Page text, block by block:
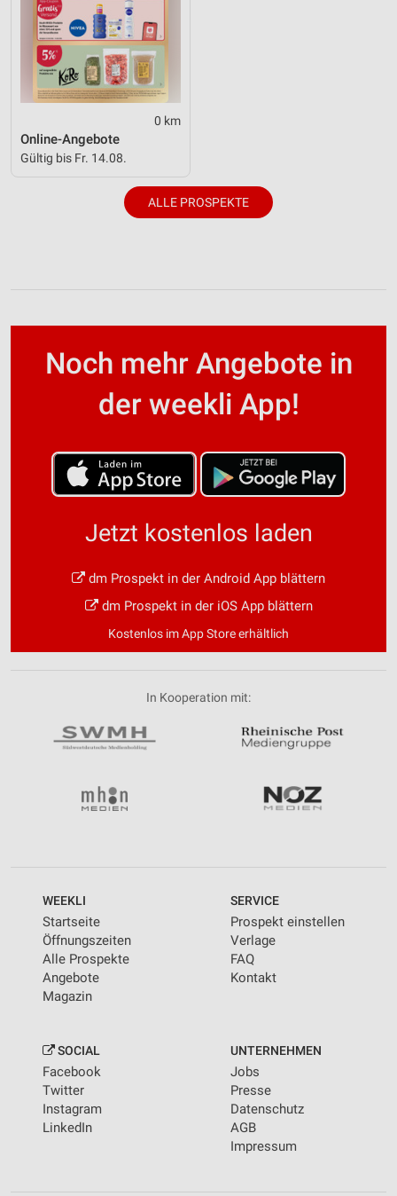
0 km
Online-Angebote
Gültig bis Fr. 14.08.
ALLE PROSPEKTE
Noch mehr Angebote in
der weekli App!
Jetzt kostenlos laden
dm Prospekt in der Android App blättern
dm Prospekt in der iOS App blättern
Kostenlos im App Store erhältlich
In Kooperation mit:
WEEKLI
Startseite
Öffnungszeiten
Alle Prospekte
Angebote
Magazin
SERVICE
Prospekt einstellen
Verlage
FAQ
Kontakt
SOCIAL
Facebook
Twitter
Instagram
LinkedIn
UNTERNEHMEN
Jobs
Presse
Datenschutz
AGB
Impressum